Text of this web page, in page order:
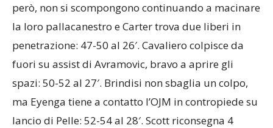
però, non si scompongono continuando a macinare
la loro pallacanestro e Carter trova due liberi in
penetrazione: 47-50 al 26′. Cavaliero colpisce da
fuori su assist di Avramovic, bravo a aprire gli
spazi: 50-52 al 27′. Brindisi non sbaglia un colpo,
ma Eyenga tiene a contatto l’OJM in contropiede su
lancio di Pelle: 52-54 al 28′. Scott riconsegna 4